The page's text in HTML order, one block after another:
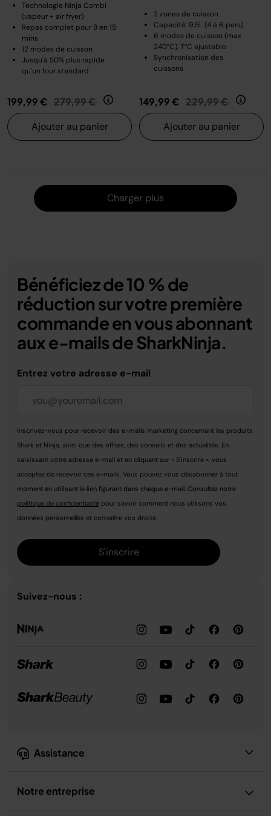
Technologie Ninja Combi
(vapeur + air fryer)
Repas complet pour 8 en 15
mins
12 modes de cuisson
Jusqu'à 50% plus rapide
qu'un four standard
199,99 € Prix réduit de
279,99 € au
Ajouter au panier
2 zones de cuisson
Capacité: 9.5L (4 à 6 pers)
6 modes de cuisson (max
240°C), T°C ajustable
Synchronisation des
cuissons
149,99 € Prix réduit de
229,99 € au
Ajouter au panier
Charger plus
Assistance
Notre entreprise
Bénéficiez de 10 % de
réduction sur votre première
commande en vous abonnant
aux e-mails de SharkNinja.
Entrez votre adresse e-mail
Inscrivez-vous pour recevoir des e-mails marketing concernant les produits
Shark et Ninja, ainsi que des offres, des conseils et des actualités. En
saisissant votre adresse e-mail et en cliquant sur « S'inscrire », vous
acceptez de recevoir ces e-mails. Vous pouvez vous désabonner à tout
moment en utilisant le lien figurant dans chaque e-mail. Consultez notre
politique de confidentialité pour savoir comment nous utilisons vos
données personnelles et connaître vos droits.
S'inscrire
Suivez-nous :